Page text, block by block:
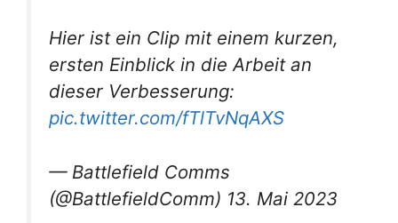
Hier ist ein Clip mit einem kurzen,
ersten Einblick in die Arbeit an
dieser Verbesserung:
pic.twitter.com/fTlTvNqAXS
— Battlefield Comms
(@BattlefieldComm) 13. Mai 2023